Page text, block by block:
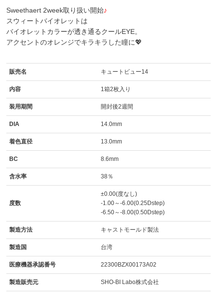
Sweethaert 2week取り扱い開始♪
スウィートバイオレットは
バイオレットカラーが透き通るクールEYE。
アクセントのオレンジでキラキラした瞳に💖
販売名 キュートビュー14
内容 1箱2枚入り
装用期間 開封後2週間
DIA 14.0mm
着色直径 13.0mm
BC 8.6mm
含水率 38％
度数
±0.00(度なし)
-1.00～-6.00(0.25Dstep)
-6.50～-8.00(0.50Dstep)
製造方法 キャストモールド製法
製造国 台湾
医療機器承認番号 22300BZX00173A02
製造販売元 SHO-BI Labo株式会社